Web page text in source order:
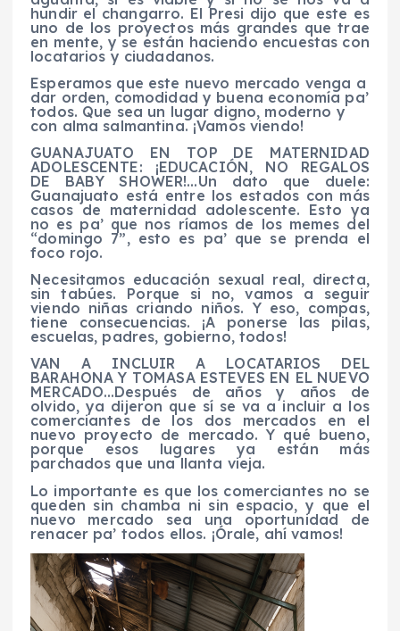
hundir el changarro. El Presi dijo que este es
uno de los proyectos más grandes que trae
en mente, y se están haciendo encuestas con
locatarios y ciudadanos.
Esperamos que este nuevo mercado venga a
dar orden, comodidad y buena economía pa’
todos. Que sea un lugar digno, moderno y
con alma salmantina. ¡Vamos viendo!
GUANAJUATO EN TOP DE MATERNIDAD
ADOLESCENTE: ¡EDUCACIÓN, NO REGALOS
DE BABY SHOWER!…Un dato que duele:
Guanajuato está entre los estados con más
casos de maternidad adolescente. Esto ya
no es pa’ que nos ríamos de los memes del
“domingo 7”, esto es pa’ que se prenda el
foco rojo.
Necesitamos educación sexual real, directa,
sin tabúes. Porque si no, vamos a seguir
viendo niñas criando niños. Y eso, compas,
tiene consecuencias. ¡A ponerse las pilas,
escuelas, padres, gobierno, todos!
VAN A INCLUIR A LOCATARIOS DEL
BARAHONA Y TOMASA ESTEVES EN EL NUEVO
MERCADO…Después de años y años de
olvido, ya dijeron que sí se va a incluir a los
comerciantes de los dos mercados en el
nuevo proyecto de mercado. Y qué bueno,
porque esos lugares ya están más
parchados que una llanta vieja.
Lo importante es que los comerciantes no se
queden sin chamba ni sin espacio, y que el
nuevo mercado sea una oportunidad de
renacer pa’ todos ellos. ¡Órale, ahí vamos!